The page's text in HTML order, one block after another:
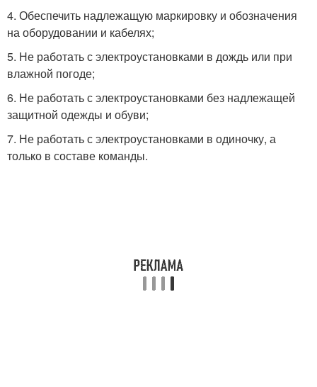
4. Обеспечить надлежащую маркировку и обозначения
на оборудовании и кабелях;
5. Не работать с электроустановками в дождь или при
влажной погоде;
6. Не работать с электроустановками без надлежащей
защитной одежды и обуви;
7. Не работать с электроустановками в одиночку, а
только в составе команды.